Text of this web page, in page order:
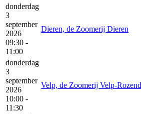
donderdag
3
september
2026
09:30 -
11:00
Dieren, de Zoomerij Dieren
donderdag
3
september
2026
10:00 -
11:30
Velp, de Zoomerij Velp-